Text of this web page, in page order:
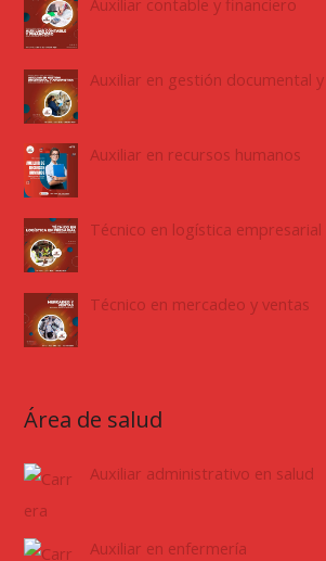
Auxiliar contable y financiero
Auxiliar en gestión documental
Auxiliar en recursos humanos
Técnico en logística empresarial
Técnico en mercadeo y ventas
Área de salud
Auxiliar administrativo en salud
Auxiliar en enfermería